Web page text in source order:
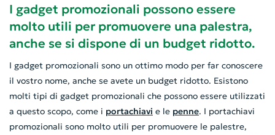
I gadget promozionali possono essere
molto utili per promuovere una palestra,
anche se si dispone di un budget ridotto.
I gadget promozionali sono un ottimo modo per far conoscere
il vostro nome, anche se avete un budget ridotto. Esistono
molti tipi di gadget promozionali che possono essere utilizzati
a questo scopo, come i portachiavi e le penne. I portachiavi
promozionali sono molto utili per promuovere le palestre,